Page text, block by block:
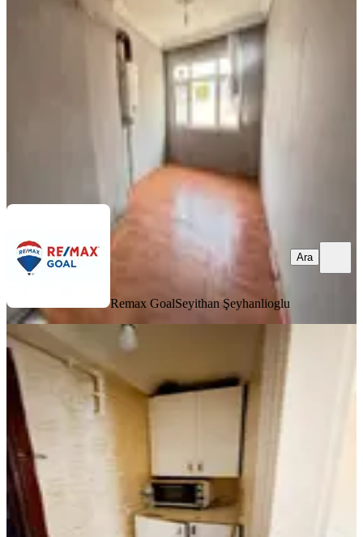
Fatih, Koca Mustafapaşa Mahallesi
·90 m²·5. Kat·31.07.2026
35.000 ₺
Seyithan Şeyhanlioglu
Remax GoalSeyithan Şeyhanlioglu
Ara
KOMBİLİ
Çapa Millet Cad Üstü Kiralık Boş
Daire
Fatih, Şehremini Mahallesi
CİTY GAYRİMENKUL zeki akhan